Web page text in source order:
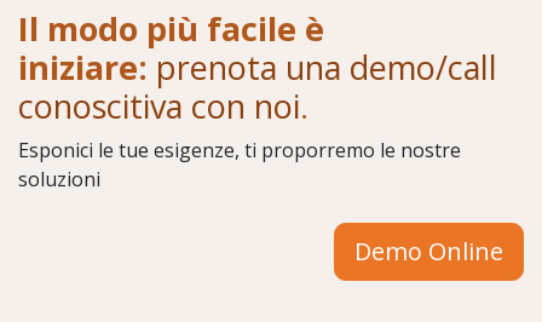
Il modo più facile è
iniziare: prenota una demo/call
conoscitiva con noi.
Esponici le tue esigenze, ti proporremo le nostre
soluzioni
Demo Online